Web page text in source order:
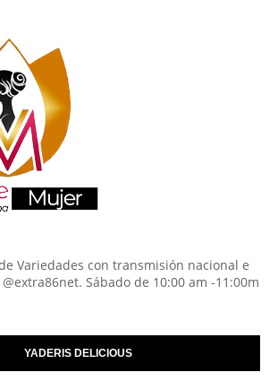
Variedades con transmisión nacional e
Sábado de 10:00 am -11:00m
YADERIS DELICIOUS